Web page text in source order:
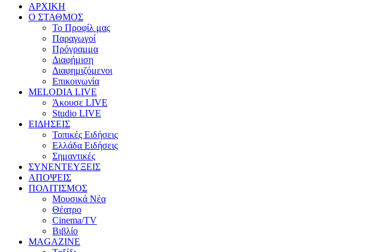
ΑΡΧΙΚΗ
Ο ΣΤΑΘΜΟΣ
Το Προφίλ μας
Παραγωγοί
Πρόγραμμα
Διαφήμιση
Διαφημιζόμενοι
Επικοινωνία
MELODIA LIVE
Άκουσε LIVE
Studio LIVE
ΕΙΔΗΣΕΙΣ
Τοπικές Ειδήσεις
Ελλάδα Ειδήσεις
Σημαντικές
ΣΥΝΕΝΤΕΥΞΕΙΣ
ΑΠΟΨΕΙΣ
ΠΟΛΙΤΙΣΜΟΣ
Μουσικά Νέα
Θέατρο
Cinema/TV
Βιβλίο
MAGAZINE